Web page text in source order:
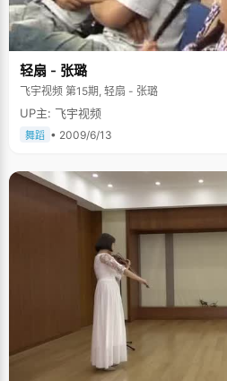
轻扇 - 张璐
飞宇视频 第15期, 轻扇 - 张璐
UP主: 飞宇视频
舞蹈 • 2009/6/13